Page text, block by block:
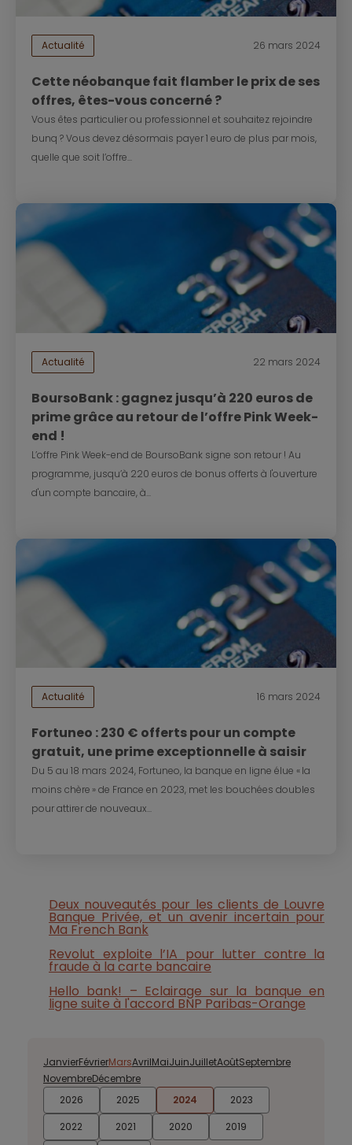
Actualité 26 mars 2024
Cette néobanque fait flamber le prix de ses
offres, êtes-vous concerné ?
Vous êtes particulier ou professionnel et souhaitez rejoindre
bunq ? Vous devez désormais payer 1 euro de plus par mois,
quelle que soit l’offre...
Actualité 22 mars 2024
BoursoBank : gagnez jusqu’à 220 euros de
prime grâce au retour de l’offre Pink Week-
end !
L’offre Pink Week-end de BoursoBank signe son retour ! Au
programme, jusqu’à 220 euros de bonus offerts à l'ouverture
d'un compte bancaire, à...
Actualité 16 mars 2024
Fortuneo : 230 € offerts pour un compte
gratuit, une prime exceptionnelle à saisir
Du 5 au 18 mars 2024, Fortuneo, la banque en ligne élue « la
moins chère » de France en 2023, met les bouchées doubles
pour attirer de nouveaux...
Deux nouveautés pour les clients de Louvre
Banque Privée, et un avenir incertain pour
Ma French Bank
Revolut exploite l’IA pour lutter contre la
fraude à la carte bancaire
Hello bank! – Eclairage sur la banque en
ligne suite à l'accord BNP Paribas-Orange
2026 2025 2024
2023
2022
2021 2020 2019
JanvierFévrierMarsAvrilMaiJuinJuilletAoûtSeptembre
NovembreDécembre